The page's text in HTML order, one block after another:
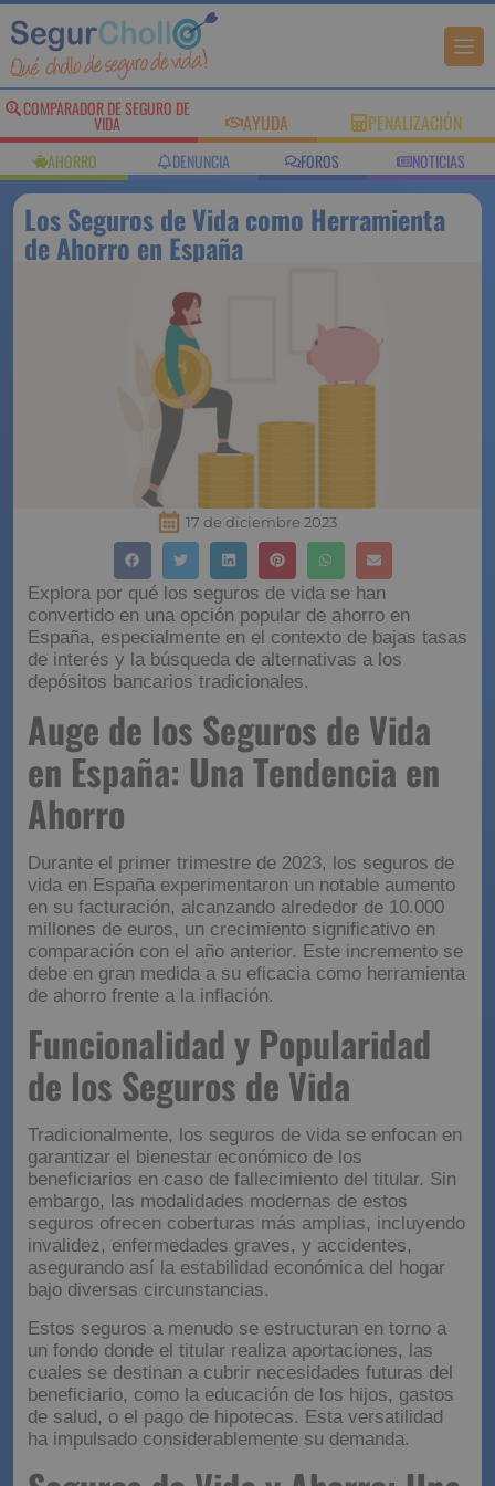
COMPARADOR DE SEGURO DE
VIDA AYUDA PENALIZACIÓN
AHORRO DENUNCIA FOROS NOTICIAS
Los Seguros de Vida como Herramienta
de Ahorro en España
17 de diciembre 2023
Explora por qué los seguros de vida se han
convertido en una opción popular de ahorro en
España, especialmente en el contexto de bajas tasas
de interés y la búsqueda de alternativas a los
depósitos bancarios tradicionales.
Auge de los Seguros de Vida
en España: Una Tendencia en
Ahorro
Durante el primer trimestre de 2023, los seguros de
vida en España experimentaron un notable aumento
en su facturación, alcanzando alrededor de 10.000
millones de euros, un crecimiento significativo en
comparación con el año anterior. Este incremento se
debe en gran medida a su eficacia como herramienta
de ahorro frente a la inflación.
Funcionalidad y Popularidad
de los Seguros de Vida
Tradicionalmente, los seguros de vida se enfocan en
garantizar el bienestar económico de los
beneficiarios en caso de fallecimiento del titular. Sin
embargo, las modalidades modernas de estos
seguros ofrecen coberturas más amplias, incluyendo
invalidez, enfermedades graves, y accidentes,
asegurando así la estabilidad económica del hogar
bajo diversas circunstancias.
Estos seguros a menudo se estructuran en torno a
un fondo donde el titular realiza aportaciones, las
cuales se destinan a cubrir necesidades futuras del
beneficiario, como la educación de los hijos, gastos
de salud, o el pago de hipotecas. Esta versatilidad
ha impulsado considerablemente su demanda.